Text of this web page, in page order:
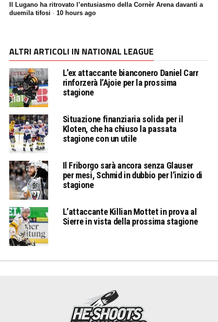
Il Lugano ha ritrovato l’entusiasmo della Cornèr Arena davanti a
duemila tifosi · 10 hours ago
ALTRI ARTICOLI IN NATIONAL LEAGUE
L’ex attaccante bianconero Daniel Carr
rinforzerà l’Ajoie per la prossima
stagione
Situazione finanziaria solida per il
Kloten, che ha chiuso la passata
stagione con un utile
Il Friborgo sarà ancora senza Glauser
per mesi, Schmid in dubbio per l’inizio di
stagione
L’attaccante Killian Mottet in prova al
Sierre in vista della prossima stagione